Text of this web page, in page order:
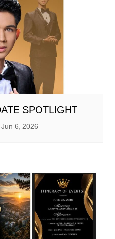
SPOTLIGHT
Jun 6, 2026